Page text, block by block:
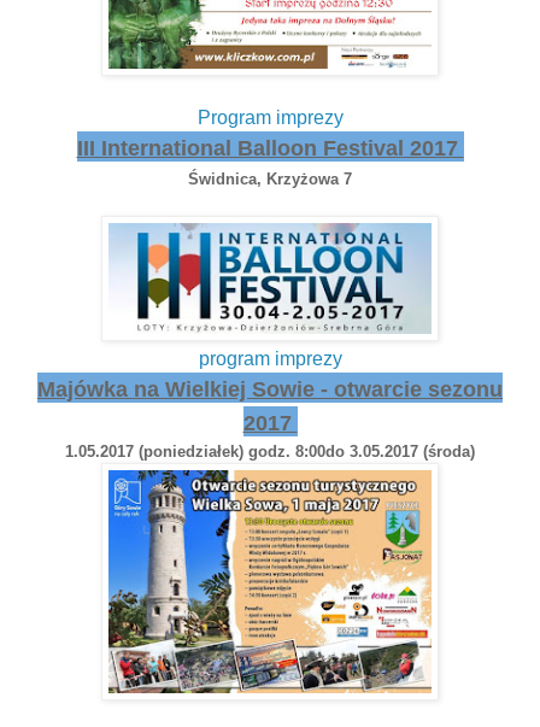
Program imprezy
III International Balloon Festival 2017
Świdnica, Krzyżowa 7
program imprezy
Majówka na Wielkiej Sowie - otwarcie sezonu
2017
1.05.2017 (poniedziałek) godz. 8:00do 3.05.2017 (środa)